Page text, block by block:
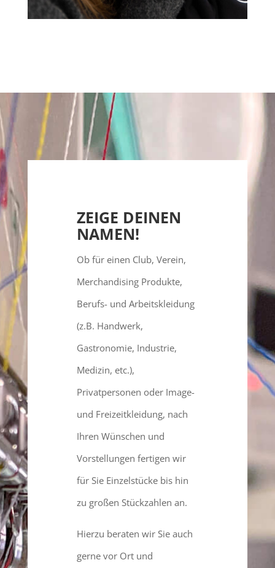
ZEIGE DEINEN
NAMEN!
Ob für einen Club, Verein,
Merchandising Produkte,
Berufs- und Arbeitskleidung
(z.B. Handwerk,
Gastronomie, Industrie,
Medizin, etc.),
Privatpersonen oder Image-
und Freizeitkleidung, nach
Ihren Wünschen und
Vorstellungen fertigen wir
für Sie Einzelstücke bis hin
zu großen Stückzahlen an.
Hierzu beraten wir Sie auch
gerne vor Ort und